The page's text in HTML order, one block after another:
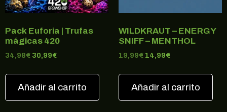
Pack Euforia | Trufas
mágicas 420
34,98€ 30,99€
Añadir al carrito
WILDKRAUT – ENERGY
SNIFF – MENTHOL
19,99€ 14,99€
Añadir al carrito